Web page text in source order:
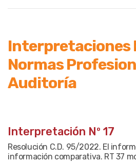
Interpretaciones
Normas
Auditoría
Interpretación Nº 17
Resolución C.D. 95/2022. El
información comparativa. RT 37